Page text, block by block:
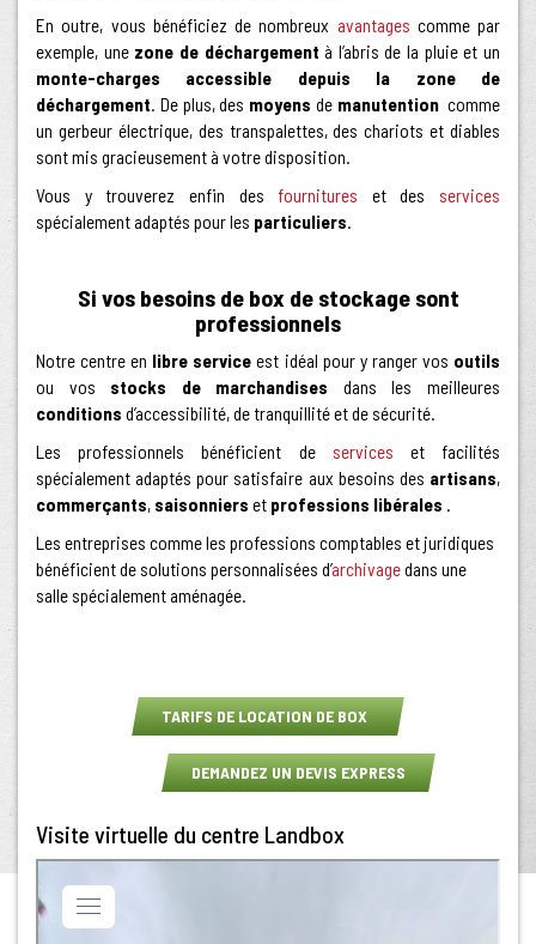
En outre, vous bénéficiez de nombreux avantages comme par
exemple, une zone de déchargement à l’abris de la pluie et un
monte-charges accessible depuis la zone de
déchargement. De plus, des moyens demanutentioncomme
un gerbeur électrique, des transpalettes, des chariots et diables
sont mis gracieusement à votre disposition.
Vous y trouverez enfin desfournitures et des services
spécialement adaptés pour les particuliers.
Si vos besoins de box de stockage sont
professionnels
Notre centre en libre service est idéal pour y ranger vos outils
ou vos stocks de marchandises dans les meilleures
conditions d’accessibilité, de tranquillité et de sécurité.
Les professionnels bénéficient de services et facilités
spécialement adaptés pour satisfaire aux besoins des artisans,
commerçants, saisonniers et professions libérales .
Les entreprises comme les professions comptables et juridiques
bénéficient de solutions personnalisées d’archivagedans une
salle spécialement aménagée.
TARIFS DE LOCATION DE BOX
DEMANDEZ UN DEVIS EXPRESS
Visite virtuelle du centre Landbox